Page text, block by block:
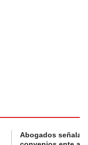
Abogados